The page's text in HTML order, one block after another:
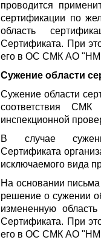
проводится
сертификации по
область
Сертификата. При
его в ОС СМК АО
Сужение области
Сужение области
соответствия
инспекционной
В случае
Сертификата
исключаемого вида
На основании
решение о сужении
измененную
Сертификата. При
его в ОС СМК АО